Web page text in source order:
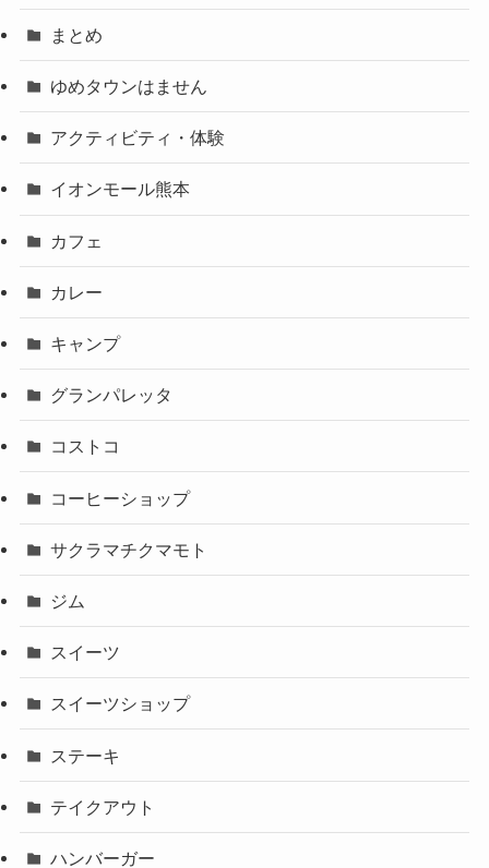
まとめ
ゆめタウンはません
アクティビティ・体験
イオンモール熊本
カフェ
カレー
キャンプ
グランパレッタ
コストコ
コーヒーショップ
サクラマチクマモト
ジム
スイーツ
スイーツショップ
ステーキ
テイクアウト
ハンバーガー